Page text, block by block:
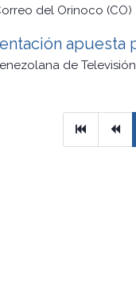
del Orinoco (CO)
apuesta
de Televisión
Primera